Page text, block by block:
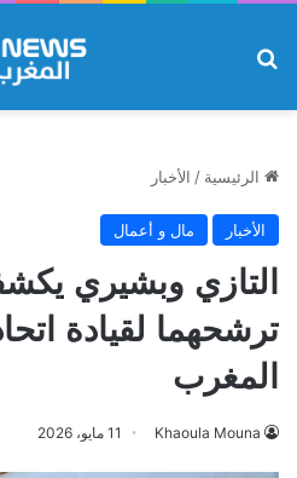
الرئيسية / الأخبار
الأخبار مال و أعمال
التازي وبشيري
ترشحهما لقيادة
المغرب
Khaoula Mouna 11 مايو، 2026